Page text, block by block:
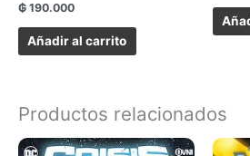
₲ 190.000
Añadir al carrito
Productos relacionados
Este